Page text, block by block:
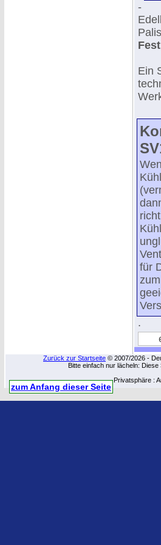
-
Ein
für
.
Zurück zur Startseite © 2007/2026 -
Bitte einfach nur lächeln:
Privatsphäre :
zum Anfang dieser Seite